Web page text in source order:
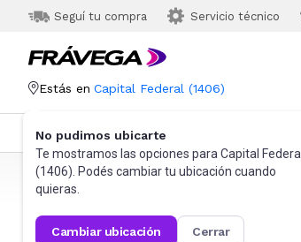
Seguí tu compra Servicio técnico
Estás en Capital Federal (1406)
No pudimos ubicarte
Te mostramos las opciones para Capital Federal
(1406). Podés cambiar tu ubicación cuando
quieras.
cambiar ubicación cerrar
Categorías Más Vendidos
Frávega Informática Accesorios de Informática